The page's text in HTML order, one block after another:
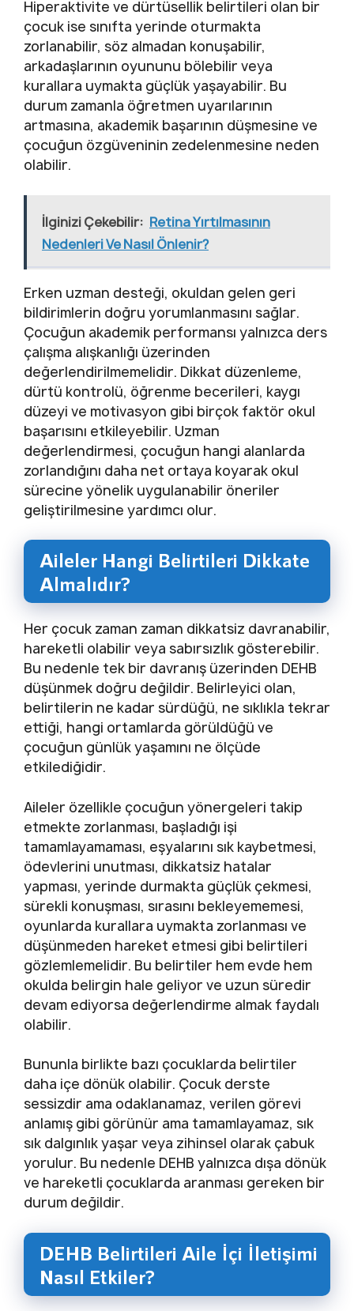
Hiperaktivite ve dürtüsellik belirtileri olan bir
çocuk ise sınıfta yerinde oturmakta
zorlanabilir, söz almadan konuşabilir,
arkadaşlarının oyununu bölebilir veya
kurallara uymakta güçlük yaşayabilir. Bu
durum zamanla öğretmen uyarılarının
artmasına, akademik başarının düşmesine ve
çocuğun özgüveninin zedelenmesine neden
olabilir.
İlginizi Çekebilir: Retina Yırtılmasının
Nedenleri Ve Nasıl Önlenir?
Erken uzman desteği, okuldan gelen geri
bildirimlerin doğru yorumlanmasını sağlar.
Çocuğun akademik performansı yalnızca ders
çalışma alışkanlığı üzerinden
değerlendirilmemelidir. Dikkat düzenleme,
dürtü kontrolü, öğrenme becerileri, kaygı
düzeyi ve motivasyon gibi birçok faktör okul
başarısını etkileyebilir. Uzman
değerlendirmesi, çocuğun hangi alanlarda
zorlandığını daha net ortaya koyarak okul
sürecine yönelik uygulanabilir öneriler
geliştirilmesine yardımcı olur.
Aileler Hangi Belirtileri Dikkate
Almalıdır?
Her çocuk zaman zaman dikkatsiz davranabilir,
hareketli olabilir veya sabırsızlık gösterebilir.
Bu nedenle tek bir davranış üzerinden DEHB
düşünmek doğru değildir. Belirleyici olan,
belirtilerin ne kadar sürdüğü, ne sıklıkla tekrar
ettiği, hangi ortamlarda görüldüğü ve
çocuğun günlük yaşamını ne ölçüde
etkilediğidir.
Aileler özellikle çocuğun yönergeleri takip
etmekte zorlanması, başladığı işi
tamamlayamaması, eşyalarını sık kaybetmesi,
ödevlerini unutması, dikkatsiz hatalar
yapması, yerinde durmakta güçlük çekmesi,
sürekli konuşması, sırasını bekleyememesi,
oyunlarda kurallara uymakta zorlanması ve
düşünmeden hareket etmesi gibi belirtileri
gözlemlemelidir. Bu belirtiler hem evde hem
okulda belirgin hale geliyor ve uzun süredir
devam ediyorsa değerlendirme almak faydalı
olabilir.
Bununla birlikte bazı çocuklarda belirtiler
daha içe dönük olabilir. Çocuk derste
sessizdir ama odaklanamaz, verilen görevi
anlamış gibi görünür ama tamamlayamaz, sık
sık dalgınlık yaşar veya zihinsel olarak çabuk
yorulur. Bu nedenle DEHB yalnızca dışa dönük
ve hareketli çocuklarda aranması gereken bir
durum değildir.
DEHB Belirtileri Aile İçi İletişimi
Nasıl Etkiler?